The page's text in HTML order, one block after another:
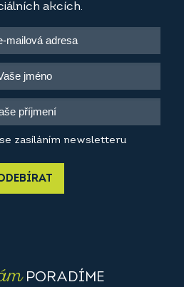
akcích.
zasíláním newsletteru
PORADÍME